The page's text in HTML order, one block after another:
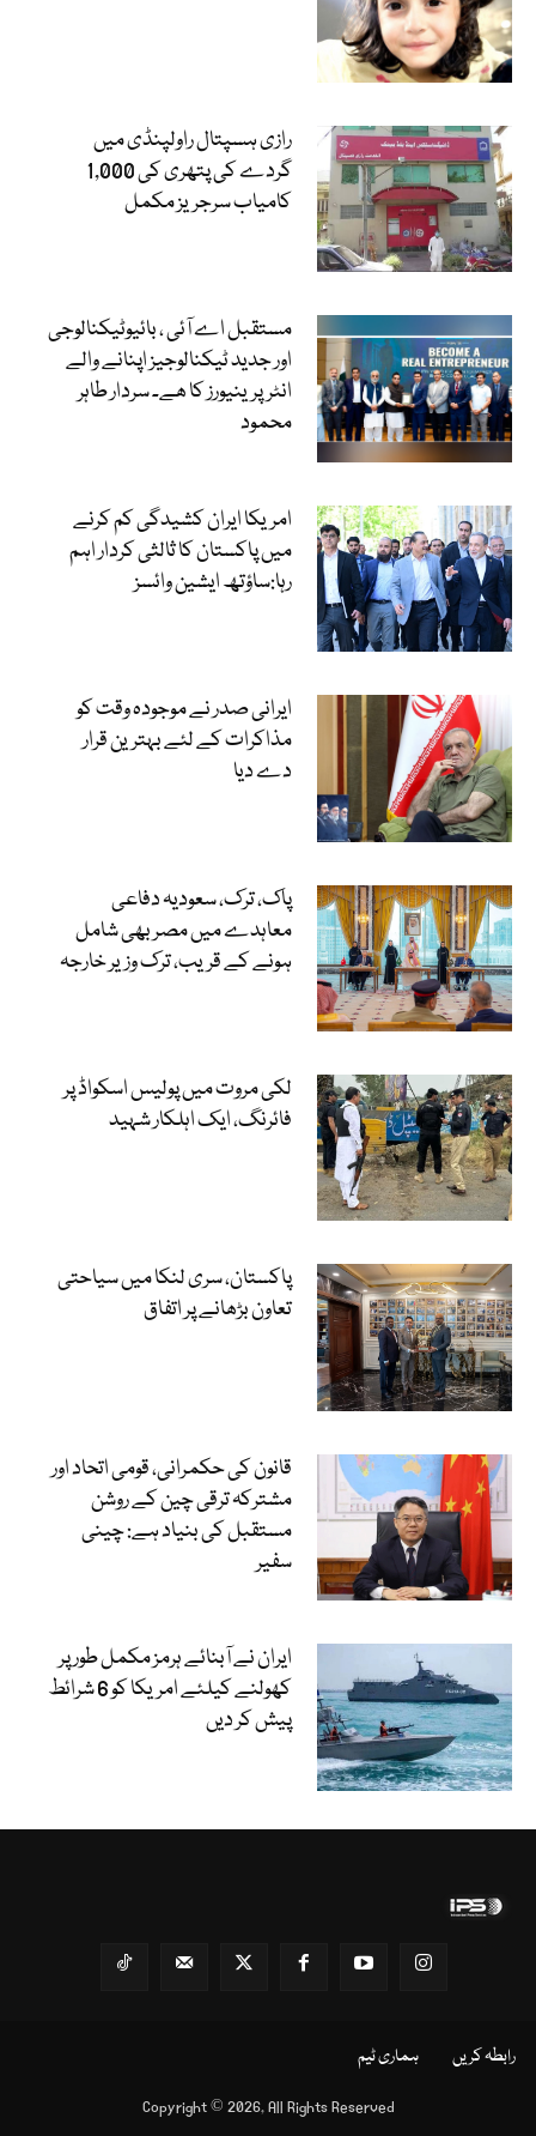
رازی ہسپتال راولپنڈی میں
گردے کی پتھری کی 1,000
کامیاب سرجریز مکمل
مستقبل اے آئی ، بائیوٹیکنالوجی
اور جدید ٹیکنالوجیز اپنانے والے
انٹرپرینیورز کا ھے۔ سردار طاہر
محمود
امریکا ایران کشیدگی کم کرنے
میں پاکستان کا ثالثی کردار اہم
رہا:ساؤتھ ایشین وائسز
ایرانی صدر نے موجودہ وقت کو
مذاکرات کے لئے بہترین قرار
دے دیا
پاک، ترک، سعودیہ دفاعی
معاہدے میں مصر بھی شامل
ہونے کے قریب، ترک وزیر خارجہ
لکی مروت میں پولیس اسکواڈ پر
فائرنگ، ایک اہلکار شہید
پاکستان، سری لنکا میں سیاحتی
تعاون بڑھانے پر اتفاق
قانون کی حکمرانی، قومی اتحاد اور
مشترکہ ترقی چین کے روشن
مستقبل کی بنیاد ہے: چینی
سفیر
ایران نے آبنائے ہرمز مکمل طور پر
کھولنے کیلئے امریکا کو 6 شرائط
پیش کر دیں
Copyright © 2026, All Rights Reserved
رابطہ کریں ہماری ٹیم